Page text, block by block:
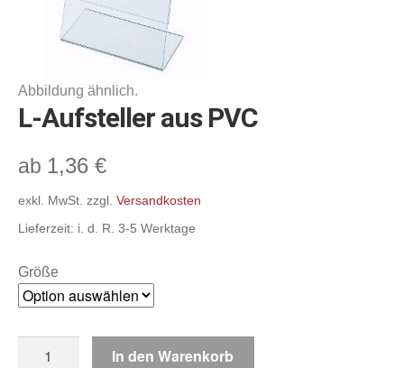
Deckenabhängungen, Super-Grips
Abhängesysteme & Klemmprofile,
Scannerschienen & Zubehör
Gehwegaufsteller, A-Standschilder,
Displaystecksysteme & Zubehör, Schilder
Sonstiges
L-Aufsteller aus PVC
ab 1,36 €
exkl. MwSt. zzgl. Versandkosten
Lieferzeit: i. d. R. 3-5 Werktage
Größe
In den Warenkorb